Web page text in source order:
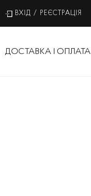
ВХІД / РЕЄСТРАЦІЯ
ДОСТАВКА І ОПЛАТА